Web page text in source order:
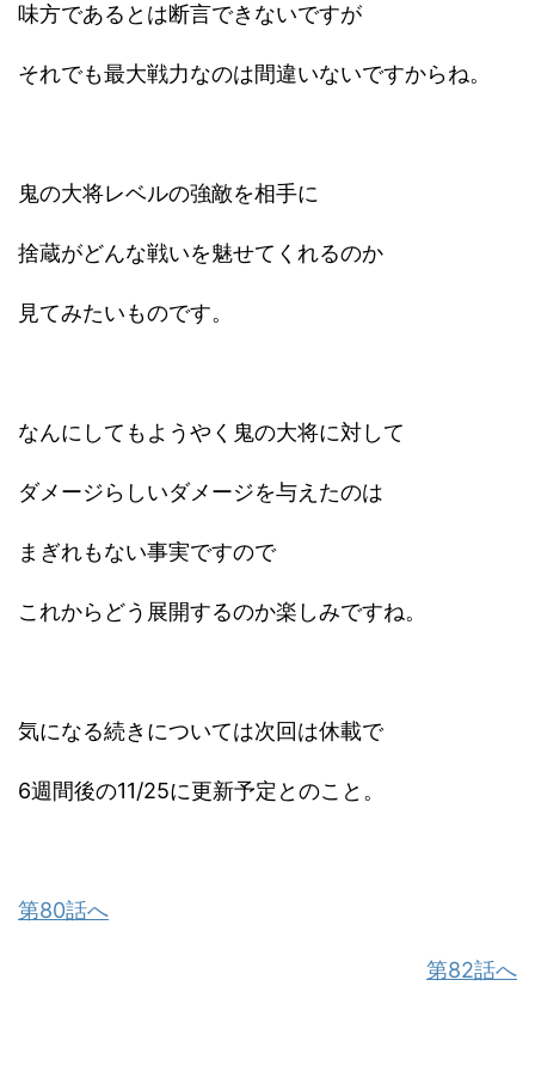
味方であるとは断言できないですが
それでも最大戦力なのは間違いないですからね。
鬼の大将レベルの強敵を相手に
捨蔵がどんな戦いを魅せてくれるのか
見てみたいものです。
なんにしてもようやく鬼の大将に対して
ダメージらしいダメージを与えたのは
まぎれもない事実ですので
これからどう展開するのか楽しみですね。
気になる続きについては次回は休載で
6週間後の11/25に更新予定とのこと。
第80話へ
第82話へ